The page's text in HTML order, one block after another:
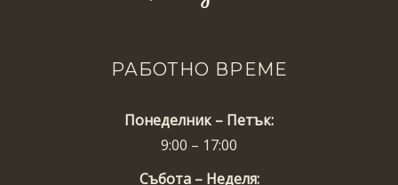
РАБОТНО ВРЕМЕ
Понеделник – Петък:
9:00 – 17:00
Събота – Неделя: